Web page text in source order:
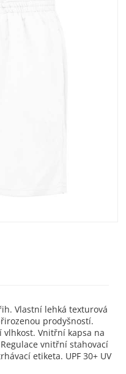
Vlastní lehká texturová
prodyšností.
vlhkost. Vnitřní kapsa na
vnitřní stahovací
etiketa. UPF 30+ UV